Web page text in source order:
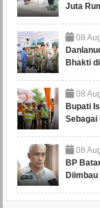
Juta
08
Bhakti
08
Bupati
Sebagai
08
BP